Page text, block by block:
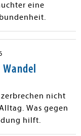
eine
nicht
Was gegen
hilft.